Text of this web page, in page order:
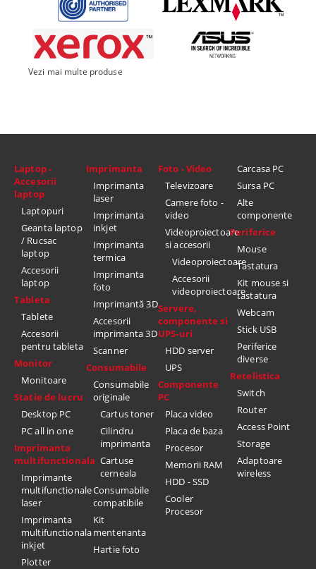
Vezi mai multe produse
Laptop -
Accesorii
laptop
Laptopuri
Geanta laptop
/ Rucsac
laptop
Accesorii
laptop
Tableta
Tablete
Accesorii
pentru tableta
Monitor
Monitoare
Statie de lucru
Desktop PC
PC all in one
Imprimanta
multifunctionala
Imprimante
multifunctionale
laser
Imprimanta
multifunctionala
inkjet
Plotter
Imprimanta
Imprimanta
laser
Imprimanta
inkjet
Imprimanta
termica
Imprimanta
foto
Imprimantă 3D
Accesorii
imprimanta 3D
Scanner
Consumabile
Consumabile
originale
Cartus toner
Cilindru
imprimanta
Cartuse
cerneala
Consumabile
compatibile
Kit
mentenanta
Hartie foto
Foto - Video
Televizoare
Camere foto -
video
Videoproiectoare
si accesorii
Videoproiectoare
Accesorii
videoproiectoare
Servere,
componente si
UPS-uri
HDD server
UPS
Componente
PC
Placa video
Placa de baza
Procesor
Memorii RAM
HDD - SSD
Cooler
Procesor
Carcasa PC
Sursa PC
Alte
componente
Periferice
Mouse
Tastatura
Kit mouse si
tastatura
Webcam
Stick USB
Periferice
diverse
Retelistica
Switch
Router
Access Point
Storage
Adaptoare
wireless